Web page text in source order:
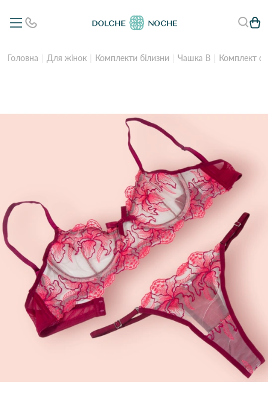
Головна Для жінок Комплекти білизни Чашка B Комплект